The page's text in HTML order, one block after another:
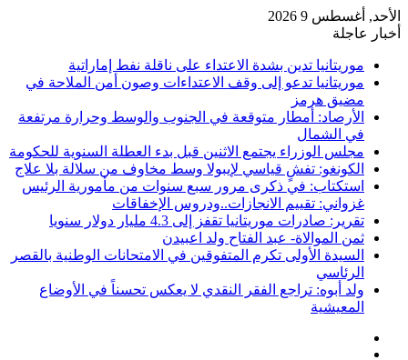
الأحد, أغسطس 9 2026
أخبار عاجلة
موريتانيا تدين بشدة الاعتداء على ناقلة نفط إماراتية
موريتانيا تدعو إلى وقف الاعتداءات وصون أمن الملاحة في
مضيق هرمز
الأرصاد: أمطار متوقعة في الجنوب والوسط وحرارة مرتفعة
في الشمال
مجلس الوزراء يجتمع الاثنين قبل بدء العطلة السنوية للحكومة
الكونغو: تفشٍ قياسي لإيبولا وسط مخاوف من سلالة بلا علاج
استكتاب: في ذكرى مرور سبع سنوات من مأمورية الرئيس
غزواني: تقييم الانجازات..ودروس الإخفاقات
تقرير: صادرات موريتانيا تقفز إلى 4.3 مليار دولار سنويا
ثمن الموالاة- عبد الفتاح ولد اعبيدن
السيدة الأولى تكرم المتفوقين في الامتحانات الوطنية بالقصر
الرئاسي
ولد أبوه: تراجع الفقر النقدي لا يعكس تحسناً في الأوضاع
المعيشية